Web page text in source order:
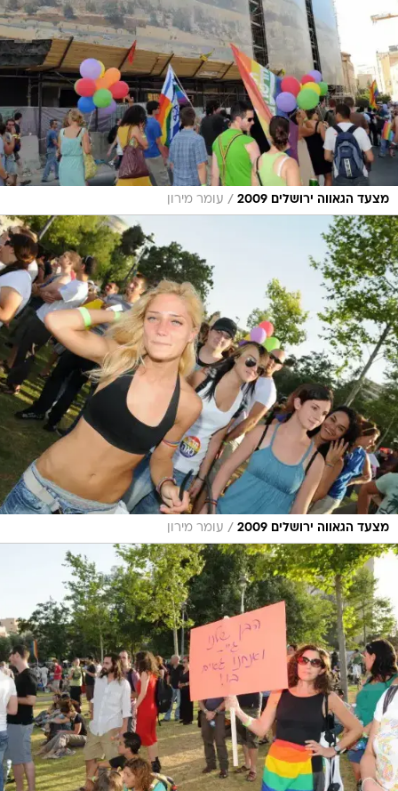
מצעד הגאווה ירושלים 2009 / עומר מירון
מצעד הגאווה ירושלים 2009 / עומר מירון